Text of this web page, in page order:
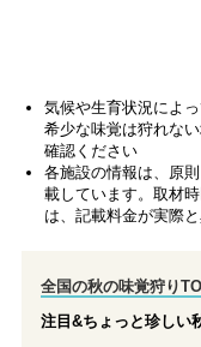
気候や生育状況によ
希少な味覚は狩れな
確認ください
各施設の情報は、原
載しています。取材
は、記載料金が実際
全国の秋の味覚狩り
注目&ちょっと珍しい